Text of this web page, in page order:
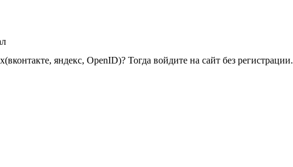
яндекс, OpenID)? Тогда войдите на сайт без регистрации.